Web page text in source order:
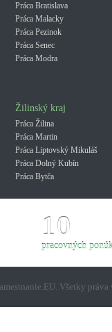
Práca Bratislava
Práca Malacky
Práca Pezinok
Práca Senec
Práca Modra
Žilinský kraj
Práca Žilina
Práca Martin
Práca Liptovský Mikuláš
Práca Dolný Kubín
Práca Bytča
10
pracovných
Všetky